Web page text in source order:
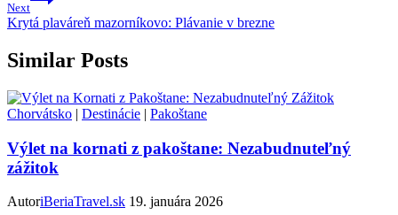
Next
Krytá plaváreň mazorníkovo: Plávanie v brezne
Similar Posts
Chorvátsko | Destinácie | Pakoštane
Výlet na kornati z pakoštane: Nezabudnuteľný
zážitok
AutoriBeriaTravel.sk 19. januára 2026